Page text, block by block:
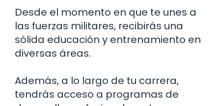
Desde el momento en que te unes a
las fuerzas militares, recibirás una
sólida educación y entrenamiento en
diversas áreas.
Además, a lo largo de tu carrera,
tendrás acceso a programas de